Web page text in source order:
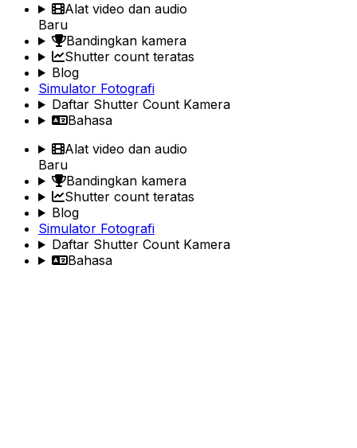
Alat video dan audio
Baru
Bandingkan kamera
Shutter count teratas
Blog
Simulator Fotografi
Daftar Shutter Count Kamera
Bahasa
Alat video dan audio
Baru
Bandingkan kamera
Shutter count teratas
Blog
Simulator Fotografi
Daftar Shutter Count Kamera
Bahasa